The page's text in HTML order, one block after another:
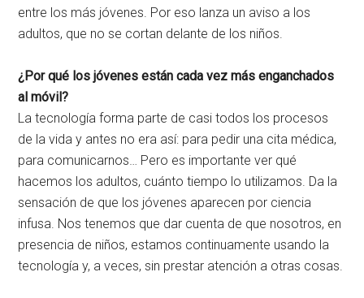
entre los más jóvenes. Por eso lanza un aviso a los
adultos, que no se cortan delante de los niños.
¿Por qué los jóvenes están cada vez más enganchados
al móvil?
La tecnología forma parte de casi todos los procesos
de la vida y antes no era así: para pedir una cita médica,
para comunicarnos… Pero es importante ver qué
hacemos los adultos, cuánto tiempo lo utilizamos. Da la
sensación de que los jóvenes aparecen por ciencia
infusa. Nos tenemos que dar cuenta de que nosotros, en
presencia de niños, estamos continuamente usando la
tecnología y, a veces, sin prestar atención a otras cosas.